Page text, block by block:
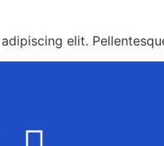
elit.